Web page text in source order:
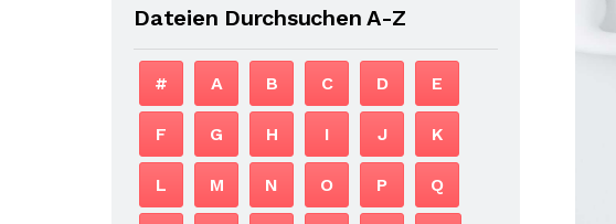
Dateien Durchsuchen A-Z
# A B C D E
F G H I J K
L M N O P Q